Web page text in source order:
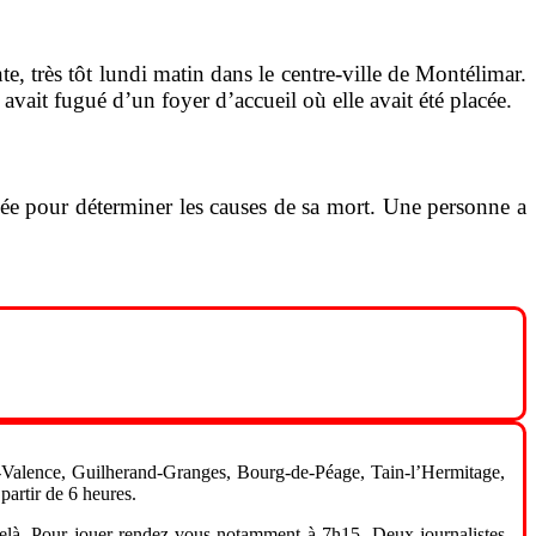
très tôt lundi matin dans le centre-ville de Montélimar.
fugué d’un foyer d’accueil où elle avait été placée.
déterminer les causes de sa mort. Une personne a
Guilherand-Granges, Bourg-de-Péage, Tain-l’Hermitage,
de 6 heures.